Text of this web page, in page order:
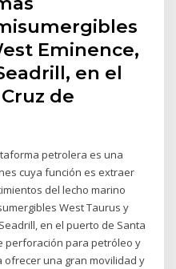
Eminence,
en el
de
petrolera es una
cuya función es extraer
del lecho marino
West Taurus y
en el puerto de Santa
perforación para petróleo y
ofrecer una gran movilidad y